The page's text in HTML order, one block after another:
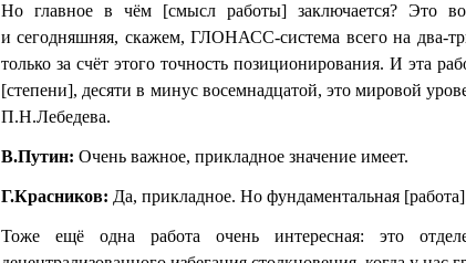
Но главное в чём [смысл работы] заключается? Это
и сегодняшняя, скажем, ГЛОНАСС-система всего на два-
только за счёт этого точность позиционирования. И эта
[степени], десяти в минус восемнадцатой, это мировой
П.Н.Лебедева.
В.Путин: Очень важное, прикладное значение имеет.
Г.Красников: Да, прикладное. Но фундаментальная
Тоже ещё одна работа очень интересная: это